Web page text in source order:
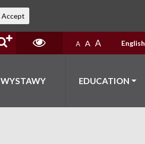
A A A English
WYSTAWY EDUCATION
Accept